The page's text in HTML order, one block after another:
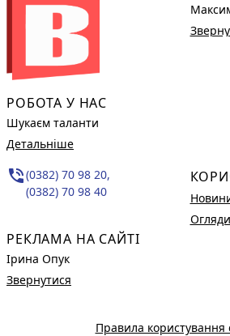
РОБОТА У НАС
Шукаєм таланти
Детальніше
phone_in_talk(0382) 70 98 20,
(0382) 70 98 40
РЕКЛАМА НА САЙТІ
Ірина Опук
Звернутися
Огляди
Правила користування